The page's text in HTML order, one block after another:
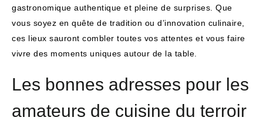
gastronomique authentique et pleine de surprises. Que
vous soyez en quête de tradition ou d’innovation culinaire,
ces lieux sauront combler toutes vos attentes et vous faire
vivre des moments uniques autour de la table.
Les bonnes adresses pour les
amateurs de cuisine du terroir